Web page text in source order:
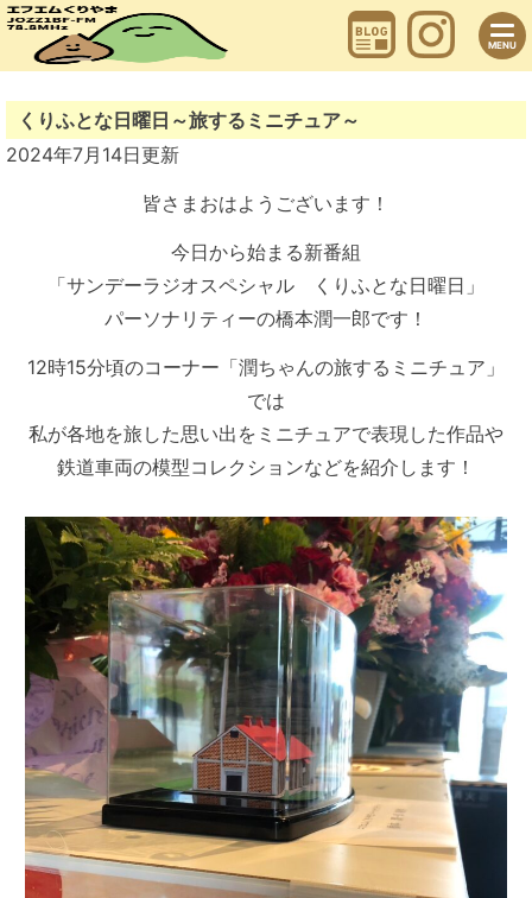
Skip
to
content
MENU
くりふとな日曜日～旅するミニチュア～
2024年7月14日更新
皆さまおはようございます！
今日から始まる新番組
「サンデーラジオスペシャル くりふとな日曜日」
パーソナリティーの橋本潤一郎です！
12時15分頃のコーナー「潤ちゃんの旅するミニチュア」
では
私が各地を旅した思い出をミニチュアで表現した作品や
鉄道車両の模型コレクションなどを紹介します！